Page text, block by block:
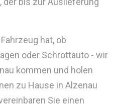
hat, ob
oder Schrottauto - wir
kommen und holen
zu Hause in Alzenau
Sie einen